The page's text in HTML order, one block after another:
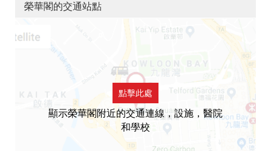
榮華閣的交通站點
點擊此處
顯示榮華閣附近的交通連線，設施，醫院
和學校